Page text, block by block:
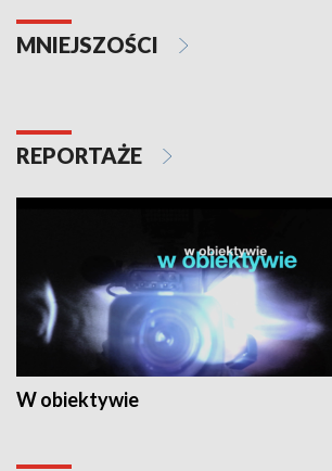
MNIEJSZOŚCI
REPORTAŻE
W obiektywie